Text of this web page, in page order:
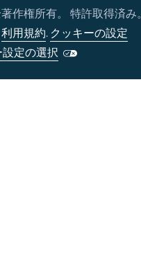
作権所有。 特許取得済み
利用規約. クッキーの設定
定の選択